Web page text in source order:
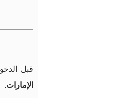
قبل
الإمارات.